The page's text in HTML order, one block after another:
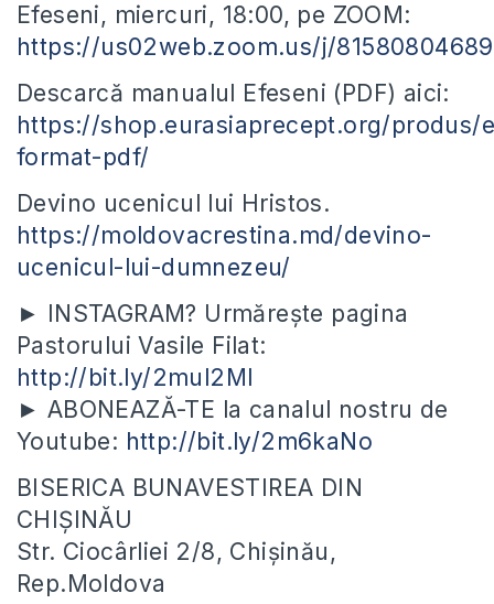
Efeseni, miercuri, 18:00, pe ZOOM:
https://us02web.zoom.us/j/81580804689
Descarcă manualul Efeseni (PDF) aici:
https://shop.eurasiaprecept.org/produs/
format-pdf/
Devino ucenicul lui Hristos.
https://moldovacrestina.md/devino-
ucenicul-lui-dumnezeu/
► INSTAGRAM? Urmărește pagina
Pastorului Vasile Filat:
http://bit.ly/2mul2Ml
► ABONEAZĂ-TE la canalul nostru de
Youtube: http://bit.ly/2m6kaNo
BISERICA BUNAVESTIREA DIN
CHIȘINĂU
Str. Ciocârliei 2/8, Chișinău,
Rep.Moldova